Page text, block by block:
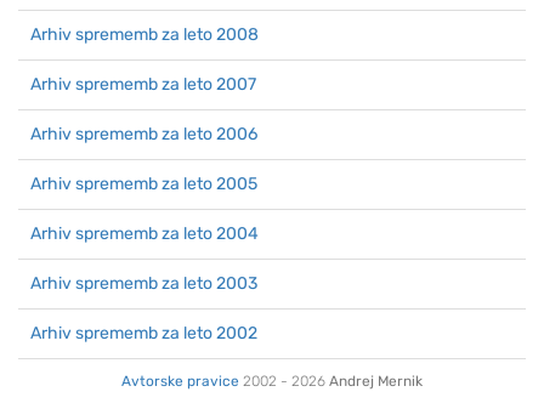
Arhiv sprememb za leto 2008
Arhiv sprememb za leto 2007
Arhiv sprememb za leto 2006
Arhiv sprememb za leto 2005
Arhiv sprememb za leto 2004
Arhiv sprememb za leto 2003
Arhiv sprememb za leto 2002
Avtorske pravice 2002 - 2026 Andrej Mernik